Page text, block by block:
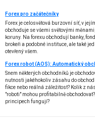
Forex pro začátečníky
Forex je celosvětová burzovní síť, v
obchoduje se všemi světovými
koruny. Na forexu obchodují banky,
brokeři a podobné instituce, ale také
otevřený všem.
Snem některých obchodníků je
nutnosti jakéhokoliv zásahu do
fikce nebo reálná záležitost? Kolik z
"roboti" mohou profitabilně
principech fungují?